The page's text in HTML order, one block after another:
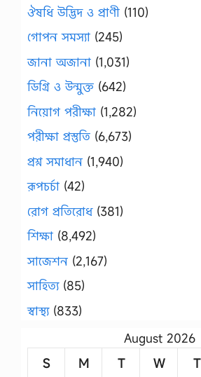
ঔষধি উদ্ভিদ ও প্রাণী (110)
গোপন সমস্যা (245)
জানা অজানা (1,031)
ডিগ্রি ও উন্মুক্ত (642)
নিয়োগ পরীক্ষা (1,282)
পরীক্ষা প্রস্তুতি (6,673)
প্রশ্ন সমাধান (1,940)
রূপচর্চা (42)
রোগ প্রতিরোধ(381)
শিক্ষা (8,492)
সাজেশন (2,167)
সাহিত্য(85)
স্বাস্থ্য(833)
August 2026
S
M T W T